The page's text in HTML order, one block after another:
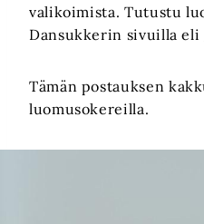
valikoimista. Tutustu
Dansukkerin sivuilla eli
Tämän postauksen
luomusokereilla.